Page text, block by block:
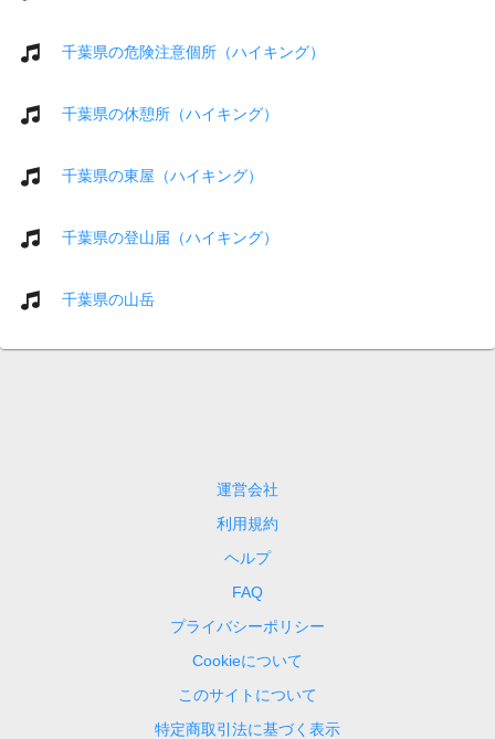
千葉県の危険注意個所（ハイキング）
千葉県の休憩所（ハイキング）
千葉県の東屋（ハイキング）
千葉県の登山届（ハイキング）
千葉県の山岳
運営会社
利用規約
ヘルプ
FAQ
プライバシーポリシー
Cookieについて
このサイトについて
特定商取引法に基づく表示